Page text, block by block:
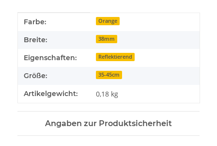
Produkteigenschaft
Wert
Farbe: Orange
Breite: 38mm
Eigenschaften: Reflektierend
Größe: 35-45cm
Artikelgewicht: 0,18 kg
Angaben zur Produktsicherheit